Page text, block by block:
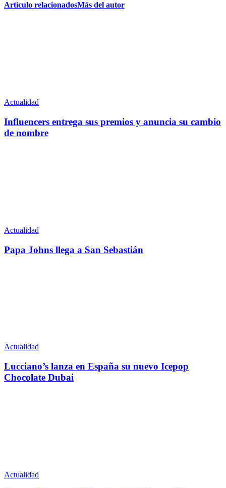
Artículo relacionadosMás del autor
Actualidad
Influencers entrega sus premios y anuncia su cambio
de nombre
Actualidad
Papa Johns llega a San Sebastián
Actualidad
Lucciano’s lanza en España su nuevo Icepop
Chocolate Dubai
Actualidad